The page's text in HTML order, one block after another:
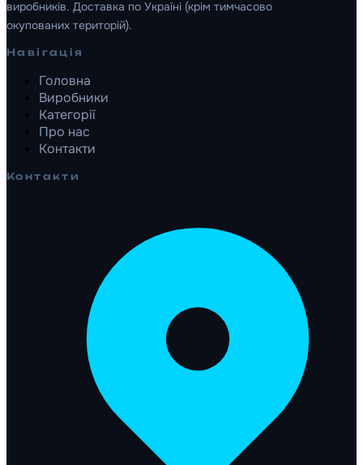
виробників. Доставка по Україні (крім тимчасово
окупованих територій).
Навігація
Головна
Виробники
Категорії
Про нас
Контакти
Контакти